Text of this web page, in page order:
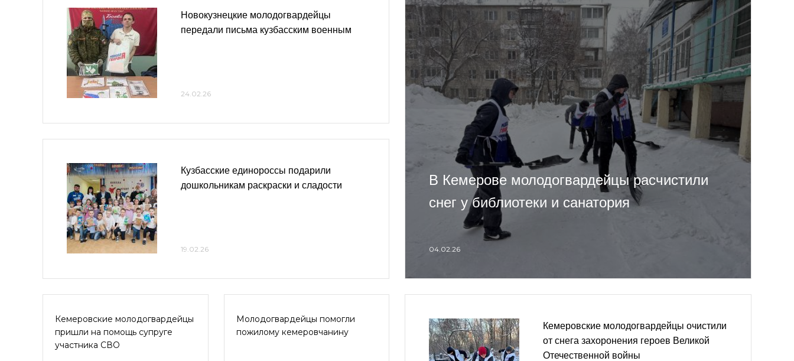
Новокузнецкие молодогвардейцы
передали письма кузбасским военным
24.02.26
Кузбасские единороссы подарили
дошкольникам раскраски и сладости
19.02.26
В Кемерове молодогвардейцы расчистили
снег у библиотеки и санатория
04.02.26
Кемеровские молодогвардейцы
пришли на помощь супруге
участника СВО
Молодогвардейцы помогли
пожилому кемеровчанину
Кемеровские молодогвардейцы очистили
от снега захоронения героев Великой
Отечественной войны